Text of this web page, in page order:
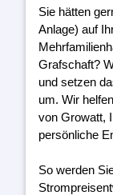
Sie hätten
Anlage) auf
Grafschaft?
und setzen
um. Wir
von Growatt,
persönliche
So werden